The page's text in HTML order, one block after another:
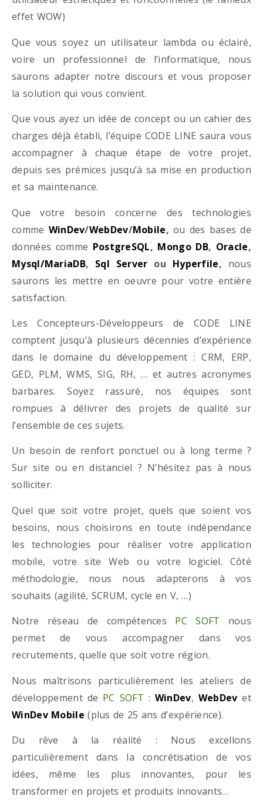
effet WOW)
Que vous soyez un utilisateur lambda ou éclairé,
voire un professionnel de l’informatique, nous
saurons adapter notre discours et vous proposer
la solution qui vous convient.
Que vous ayez un idée de concept ou un cahier des
charges déjà établi, l’équipe CODE LINE saura vous
accompagner à chaque étape de votre projet,
depuis ses prémices jusqu’à sa mise en production
et sa maintenance.
Que votre besoin concerne des technologies
comme WinDev/WebDev/Mobile, ou des bases de
données comme PostgreSQL, Mongo DB, Oracle,
Mysql/MariaDB, Sql Server ou Hyperfile, nous
saurons les mettre en oeuvre pour votre entière
satisfaction.
Les Concepteurs-Développeurs de CODE LINE
comptent jusqu’à plusieurs décennies d’expérience
dans le domaine du développement : CRM, ERP,
GED, PLM, WMS, SIG, RH, … et autres acronymes
barbares. Soyez rassuré, nos équipes sont
rompues à délivrer des projets de qualité sur
l’ensemble de ces sujets.
Un besoin de renfort ponctuel ou à long terme ?
Sur site ou en distanciel ? N’hésitez pas à nous
solliciter.
Quel que soit votre projet, quels que soient vos
besoins, nous choisirons en toute indépendance
les technologies pour réaliser votre application
mobile, votre site Web ou votre logiciel. Côté
méthodologie, nous nous adapterons à vos
souhaits (agilité, SCRUM, cycle en V, …)
Notre réseau de compétences PC SOFT nous
permet de vous accompagner dans vos
recrutements, quelle que soit votre région.
Nous maîtrisons particulièrement les ateliers de
développement de PC SOFT : WinDev, WebDev et
WinDev Mobile (plus de 25 ans d’expérience).
Du rêve à la réalité : Nous excellons
particulièrement dans la concrétisation de vos
idées, même les plus innovantes, pour les
transformer en projets et produits innovants…